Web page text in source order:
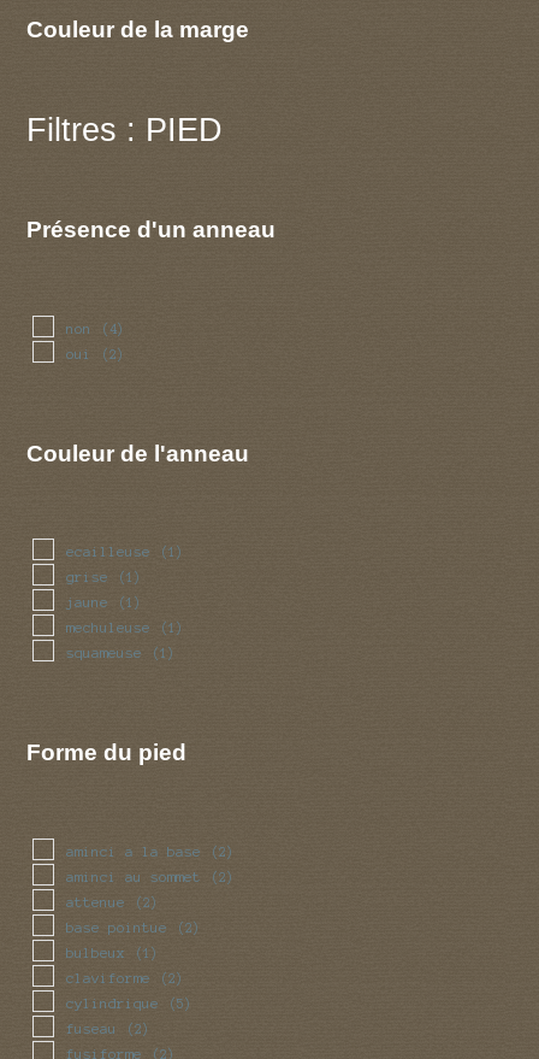
Couleur de la marge
Filtres : PIED
Présence d'un anneau
non (4)
oui (2)
Couleur de l'anneau
ecailleuse (1)
grise (1)
jaune (1)
mechuleuse (1)
squameuse (1)
Forme du pied
aminci a la base (2)
aminci au sommet (2)
attenue (2)
base pointue (2)
bulbeux (1)
claviforme (2)
cylindrique (5)
fuseau (2)
fusiforme (2)